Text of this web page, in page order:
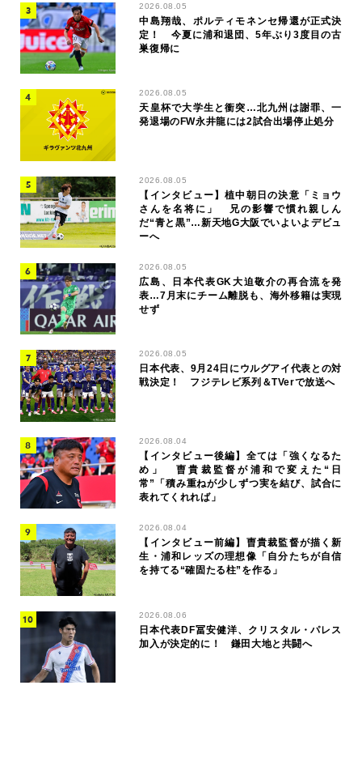
2026.08.05
中島翔哉、ポルティモネンセ帰還が正式決
定！ 今夏に浦和退団、5年ぶり3度目の古
巣復帰に
2026.08.05
天皇杯で大学生と衝突…北九州は謝罪、一
発退場のFW永井龍には2試合出場停止処分
2026.08.05
【インタビュー】植中朝日の決意「ミョウ
さんを名将に」 兄の影響で慣れ親しん
だ“青と黒”…新天地G大阪でいよいよデビュ
ーへ
2026.08.05
広島、日本代表GK大迫敬介の再合流を発
表…7月末にチーム離脱も、海外移籍は実現
せず
2026.08.05
日本代表、9月24日にウルグアイ代表との対
戦決定！ フジテレビ系列＆TVerで放送へ
2026.08.04
【インタビュー後編】全ては「強くなるた
め」 曺貴裁監督が浦和で変えた“日
常”「積み重ねが少しずつ実を結び、試合に
表れてくれれば」
2026.08.04
【インタビュー前編】曺貴裁監督が描く新
生・浦和レッズの理想像「自分たちが自信
を持てる“確固たる柱”を作る」
2026.08.06
日本代表DF冨安健洋、クリスタル・パレス
加入が決定的に！ 鎌田大地と共闘へ